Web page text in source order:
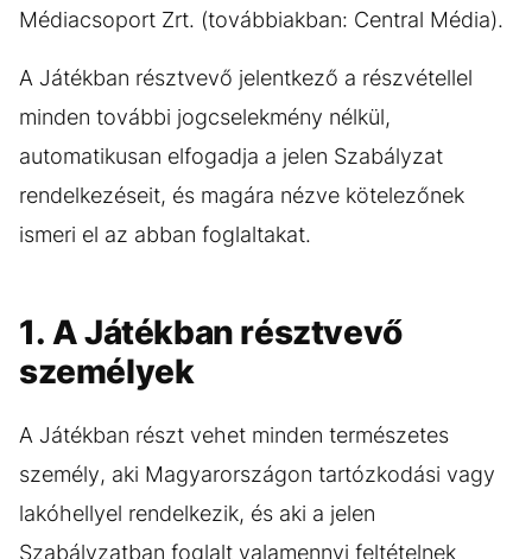
Médiacsoport Zrt. (továbbiakban: Central Média).
A Játékban résztvevő jelentkező a részvétellel
minden további jogcselekmény nélkül,
automatikusan elfogadja a jelen Szabályzat
rendelkezéseit, és magára nézve kötelezőnek
ismeri el az abban foglaltakat.
1. A Játékban résztvevő
személyek
A Játékban részt vehet minden természetes
személy, aki Magyarországon tartózkodási vagy
lakóhellyel rendelkezik, és aki a jelen
Szabályzatban foglalt valamennyi feltételnek